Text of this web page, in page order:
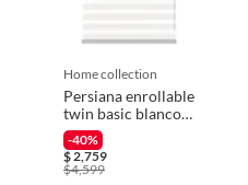
home collection
Persiana enrollable
twin basic blanco
1.55mx2.40m
-40%
$2,759
$4,599